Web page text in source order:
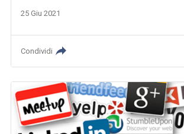
25 Giu 2021
Condividi